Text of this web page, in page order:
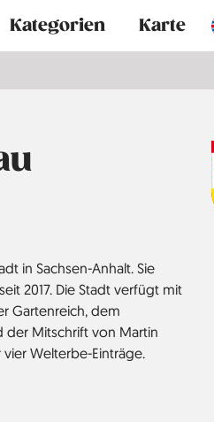
Kategorien Karte
in Sachsen-Anhalt. Sie
2017. Die Stadt verfügt mit
Garten­reich, dem
der Mit­schrift von Martin
Welterbe­-Einträge.